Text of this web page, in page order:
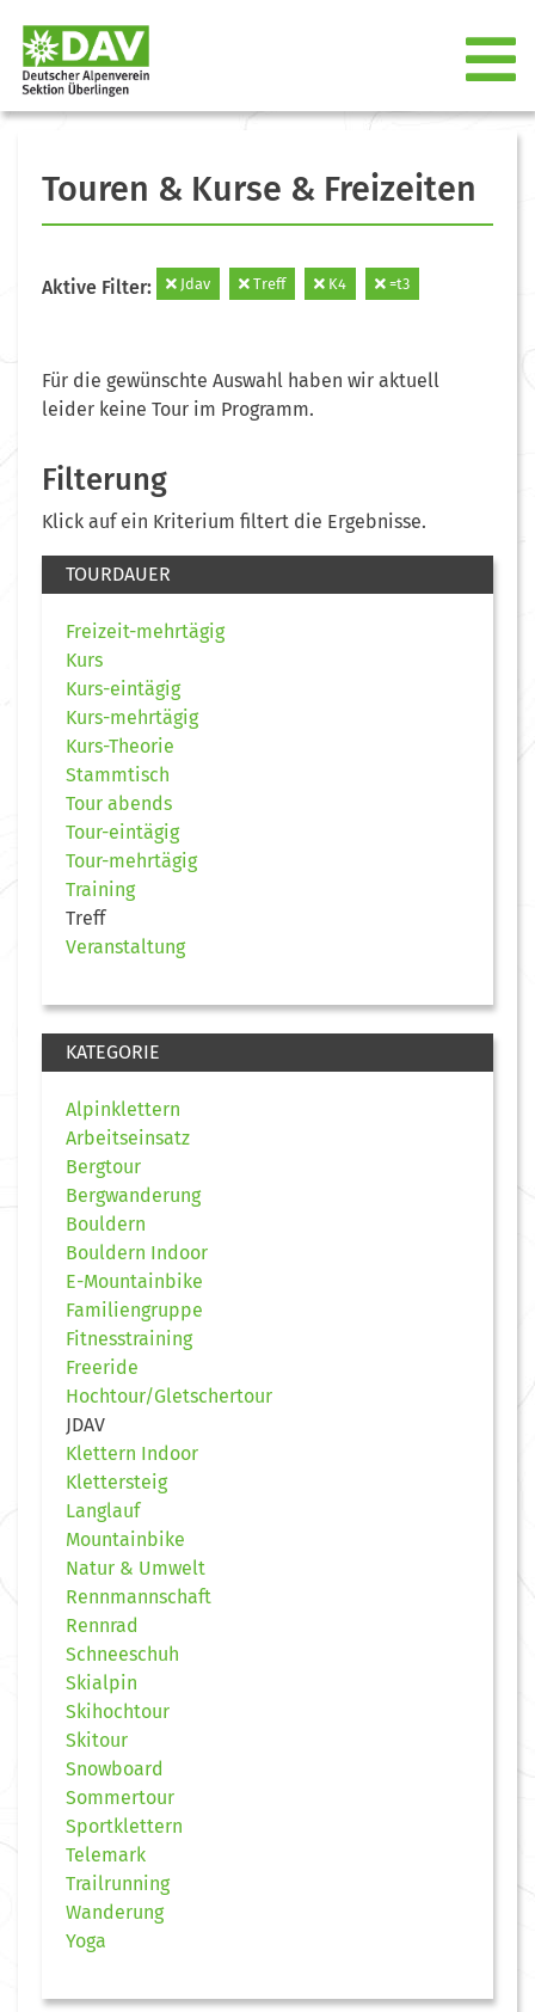
Touren & Kurse & Freizeiten
Aktive Filter: Jdav Treff K4 =t3
Für die gewünschte Auswahl haben wir aktuell
leider keine Tour im Programm.
Filterung
Klick auf ein Kriterium filtert die Ergebnisse.
TOURDAUER
Freizeit-mehrtägig
Kurs
Kurs-eintägig
Kurs-mehrtägig
Kurs-Theorie
Stammtisch
Tour abends
Tour-eintägig
Tour-mehrtägig
Training
Treff
Veranstaltung
KATEGORIE
Alpinklettern
Arbeitseinsatz
Bergtour
Bergwanderung
Bouldern
Bouldern Indoor
E-Mountainbike
Familiengruppe
Fitnesstraining
Freeride
Hochtour/Gletschertour
JDAV
Klettern Indoor
Klettersteig
Langlauf
Mountainbike
Natur & Umwelt
Rennmannschaft
Rennrad
Schneeschuh
Skialpin
Skihochtour
Skitour
Snowboard
Sommertour
Sportklettern
Telemark
Trailrunning
Wanderung
Yoga